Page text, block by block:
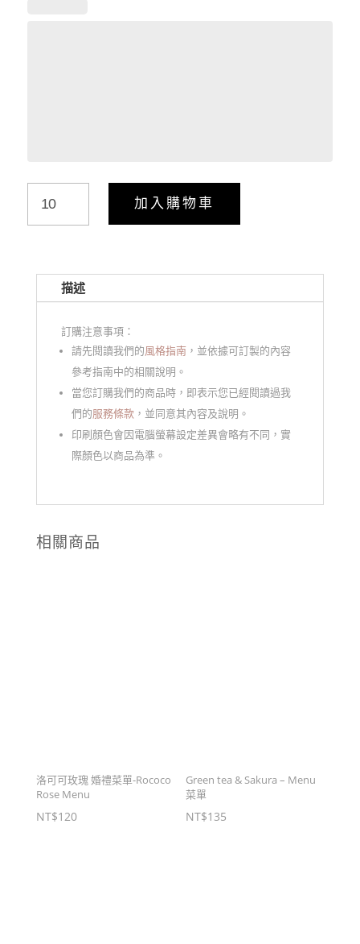
菜
加入購物車
描述
訂購注意事項：
請先閱讀我們的風格指南，並依據可訂製的內容
參考指南中的相關說明。
當您訂購我們的商品時，即表示您已經閱讀過我
們的服務條款，並同意其內容及說明。
印刷顏色會因電腦螢幕設定差異會略有不同，實
際顏色以商品為準。
相關商品
洛可可玫瑰 婚禮菜單-Rococo
Rose Menu
NT$120
Green tea & Sakura – Menu
菜單
NT$135